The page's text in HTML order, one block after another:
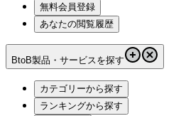
無料会員登録
あなたの閲覧履歴
BtoB製品・サービスを探す
カテゴリーから探す
ランキングから探す